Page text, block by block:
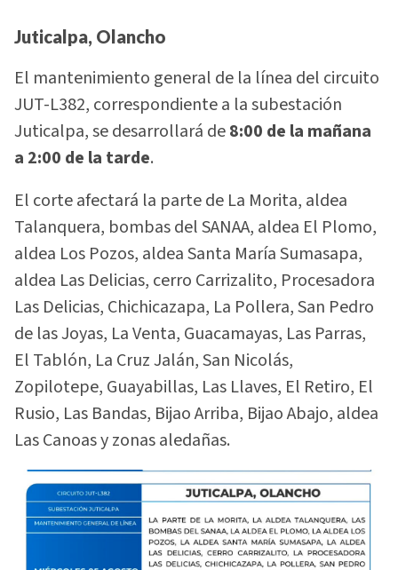
Juticalpa, Olancho
El mantenimiento general de la línea del circuito
JUT-L382, correspondiente a la subestación
Juticalpa, se desarrollará de8:00 de la mañana
a 2:00 de la tarde.
El corte afectará la parte de La Morita, aldea
Talanquera, bombas del SANAA, aldea El Plomo,
aldea Los Pozos, aldea Santa María Sumasapa,
aldea Las Delicias, cerro Carrizalito, Procesadora
Las Delicias, Chichicazapa, La Pollera, San Pedro
de las Joyas, La Venta, Guacamayas, Las Parras,
El Tablón, La Cruz Jalán, San Nicolás,
Zopilotepe, Guayabillas, Las Llaves, El Retiro, El
Rusio, Las Bandas, Bijao Arriba, Bijao Abajo, aldea
Las Canoas y zonas aledañas.